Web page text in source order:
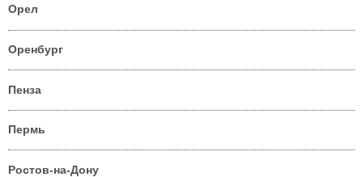
Орел
Оренбург
Пенза
Пермь
Ростов-на-Дону